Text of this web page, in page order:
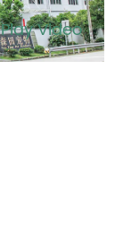
Play Video